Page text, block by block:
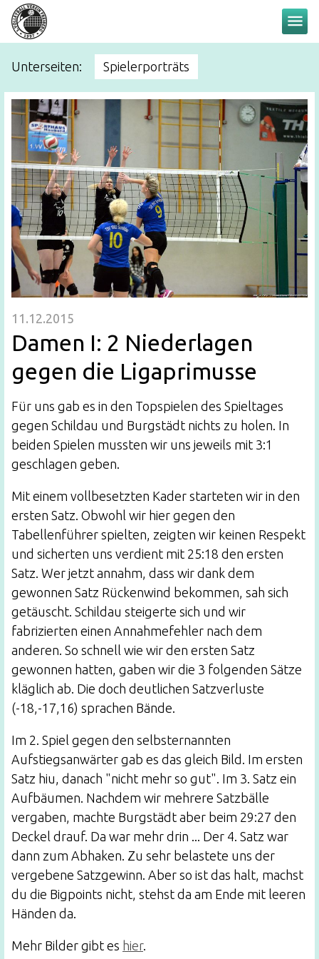
menu
Unterseiten: Spielerporträts
11.12.2015
Damen I: 2 Niederlagen
gegen die Ligaprimusse
Für uns gab es in den Topspielen des Spieltages
gegen Schildau und Burgstädt nichts zu holen. In
beiden Spielen mussten wir uns jeweils mit 3:1
geschlagen geben.
Mit einem vollbesetzten Kader starteten wir in den
ersten Satz. Obwohl wir hier gegen den
Tabellenführer spielten, zeigten wir keinen Respekt
und sicherten uns verdient mit 25:18 den ersten
Satz. Wer jetzt annahm, dass wir dank dem
gewonnen Satz Rückenwind bekommen, sah sich
getäuscht. Schildau steigerte sich und wir
fabrizierten einen Annahmefehler nach dem
anderen. So schnell wie wir den ersten Satz
gewonnen hatten, gaben wir die 3 folgenden Sätze
kläglich ab. Die doch deutlichen Satzverluste
(-18,-17,16) sprachen Bände.
Im 2. Spiel gegen den selbsternannten
Aufstiegsanwärter gab es das gleich Bild. Im ersten
Satz hiu, danach "nicht mehr so gut". Im 3. Satz ein
Aufbäumen. Nachdem wir mehrere Satzbälle
vergaben, machte Burgstädt aber beim 29:27 den
Deckel drauf. Da war mehr drin ... Der 4. Satz war
dann zum Abhaken. Zu sehr belastete uns der
vergebene Satzgewinn. Aber so ist das halt, machst
du die Bigpoints nicht, stehst da am Ende mit leeren
Händen da.
Mehr Bilder gibt es hier.